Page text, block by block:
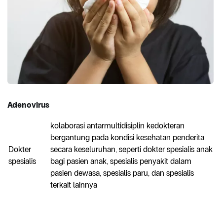
Adenovirus
Dokter
spesialis
kolaborasi antarmultidisiplin kedokteran
bergantung pada kondisi kesehatan penderita
secara keseluruhan, seperti dokter spesialis anak
bagi pasien anak, spesialis penyakit dalam
pasien dewasa, spesialis paru, dan spesialis
terkait lainnya